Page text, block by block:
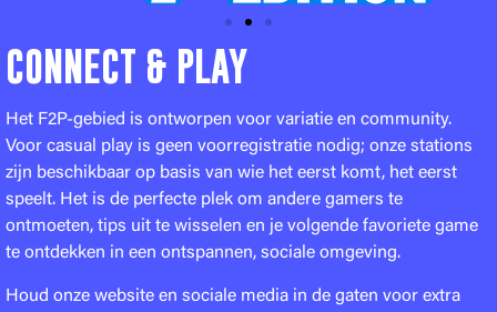
CONNECT & PLAY
Het F2P-gebied is ontworpen voor variatie en community.
Voor casual play is geen voorregistratie nodig; onze stations
zijn beschikbaar op basis van wie het eerst komt, het eerst
speelt. Het is de perfecte plek om andere gamers te
ontmoeten, tips uit te wisselen en je volgende favoriete game
te ontdekken in een ontspannen, sociale omgeving.
Houd onze website en sociale media in de gaten voor extra